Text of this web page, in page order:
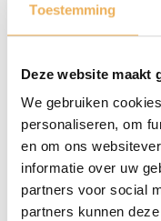
Toestemming
Deze website maakt
We gebruiken
personaliseren, om
en om ons
informatie over uw
partners voor social
partners kunnen